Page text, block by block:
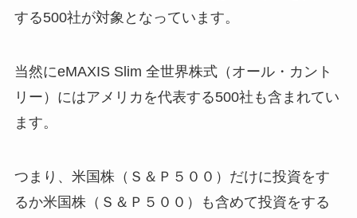
する500社が対象となっています。
当然にeMAXIS Slim 全世界株式（オール・カント
リー）にはアメリカを代表する500社も含まれてい
ます。
つまり、米国株（Ｓ＆Ｐ５００）だけに投資をす
るか米国株（Ｓ＆Ｐ５００）も含めて投資をする